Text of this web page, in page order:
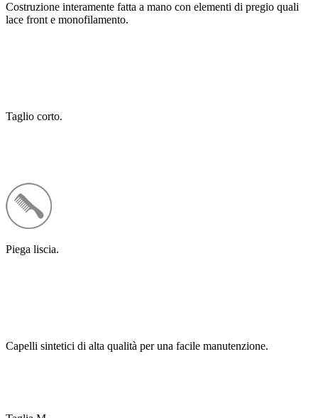
Costruzione interamente fatta a mano con elementi di pregio quali
lace front e monofilamento.
Taglio corto.
Piega liscia.
Capelli sintetici di alta qualità per una facile manutenzione.